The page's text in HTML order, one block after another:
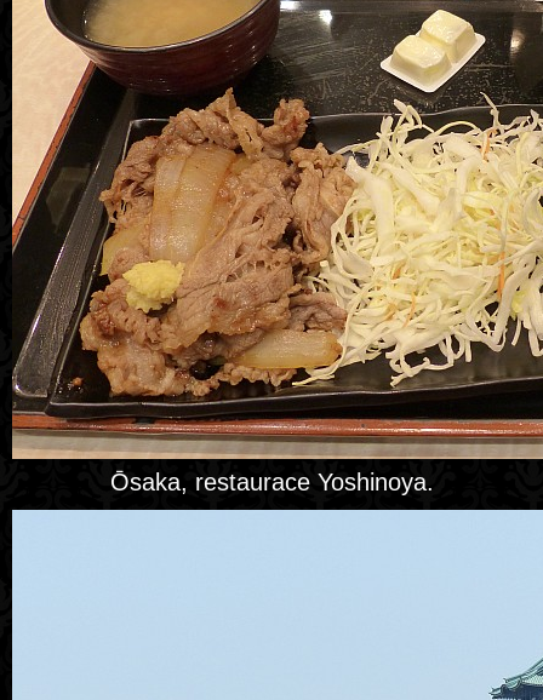
Ōsaka, restaurace Yoshinoya.